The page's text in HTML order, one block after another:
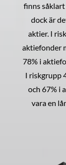
finns såklart
dock är
aktier. I
aktiefonder
78% i
I riskgrupp
och 67% i
vara en